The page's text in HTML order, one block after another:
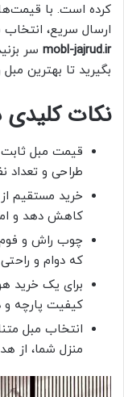
کرده است. با
ارسال سریع،
mobl-jajrud.ir سر
بگیرید تا بهترین
نکات کلیدی
قیمت مبل
طراحی و تعداد
کاهش دهد و
چوب راش و فوم
که دوام و
برای یک خرید
کیفیت پارچه
انتخاب مبل
منزل شما، از